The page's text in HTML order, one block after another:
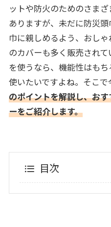
ットや防火のためのさま
ありますが、未だに防災
巾に親しめるよう、おし
のカバーも多く販売され
を使うなら、機能性はも
使いたいですよね。そこで
のポイントを解説し、お
ーをご紹介します。
目次